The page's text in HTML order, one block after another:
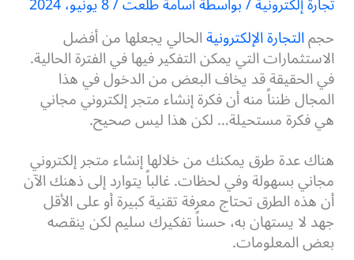
حجمالتجارة الإلكترونيةالحالي يجعلها من أفضل
الاستثمارات التي يمكن التفكير فيها في الفترة الحالية.
في الحقيقة قد يخاف البعض من الدخول في هذا
المجال ظنناً منه أن فكرة إنشاء متجر إلكتروني مجاني
هي فكرة مستحيلة… لكن هذا ليس صحيح.
هناك عدة طرق يمكنك من خلالها إنشاء متجر إلكتروني
مجاني بسهولة وفي لحظات. غالباً يتوارد إلى ذهنك الآن
أن هذه الطرق تحتاج معرفة تقنية كبيرة أو على الأقل
جهد لا يستهان به، حسناً تفكيرك سليم لكن ينقصه
بعض المعلومات.